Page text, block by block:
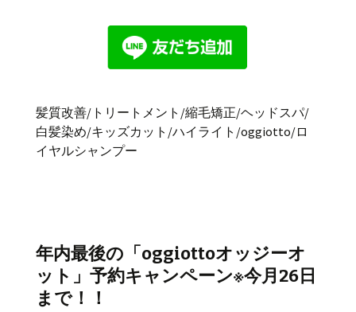
髪質改善/トリートメント/縮毛矯正/ヘッドスパ/
白髪染め/キッズカット/ハイライト/oggiotto/ロ
イヤルシャンプー
年内最後の「oggiottoオッジーオ
ット」予約キャンペーン※今月26日
まで！！